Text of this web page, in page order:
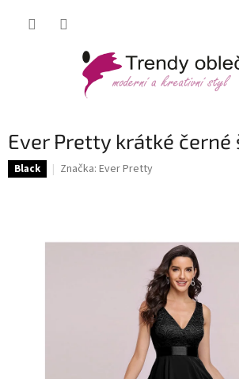
Ever Pretty krátké černé
Black Značka: Ever Pretty